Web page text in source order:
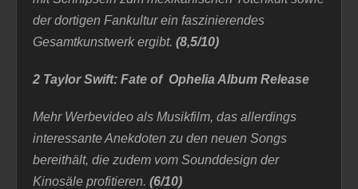
der dortigen Fankultur ein faszinierendes
Gesamtkunstwerk ergibt. (8,5/10)
2 Taylor Swift: Fate of Ophelia Album Release
Mehr Werbevideo als Musikfilm, das allerdings
interessante Anekdoten zu den neuen Songs
bereithält, die zudem vom Sounddesign der
Kinosäle profitieren. (6/10)